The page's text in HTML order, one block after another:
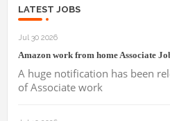
LATEST JOBS
Jul 30 2026
Amazon work from home Associate
A huge notification has been
of Associate work